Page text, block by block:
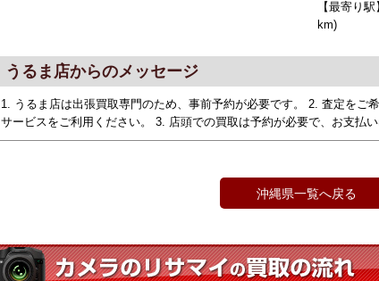
【最寄り
km)
うるま店からのメッセージ
1. うるま店は出張買取専門のため、事前予約が必要です。 2. 査定をご
サービスをご利用ください。 3. 店頭での買取は予約が必要で、お支払い
沖縄県一覧へ戻る